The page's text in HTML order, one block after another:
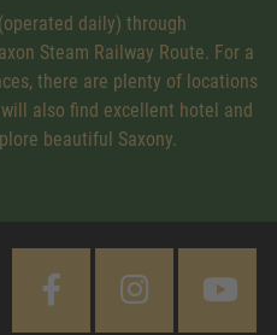
daily) through
Steam Railway Route. For a
there are plenty of locations
also find excellent hotel and
beautiful Saxony.